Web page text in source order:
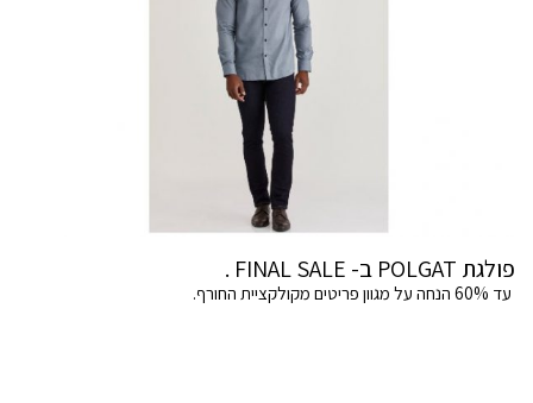
פולגת POLGAT ב- FINAL SALE .
עד 60% הנחה על מגוון פריטים מקולקציית החורף.